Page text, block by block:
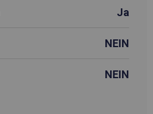
Ja
NEIN
NEIN